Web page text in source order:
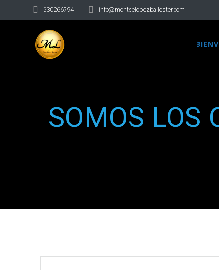
630266794 info@montselopezballester.com
SOMOS LOS